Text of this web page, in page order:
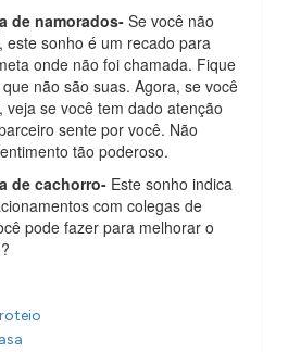
de namorados- Se você não
este sonho é um recado para
onde não foi chamada. Fique
não são suas. Agora, se você
veja se você tem dado atenção
sente por você. Não
tão poderoso.
de cachorro- Este sonho indica
com colegas de
pode fazer para melhorar o